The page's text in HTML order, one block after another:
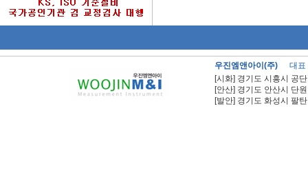
우진엠앤아이(주)
대표
[시화] 경기도 시흥시 공
[안산] 경기도 안산시 단
[발안] 경기도 화성시 팔